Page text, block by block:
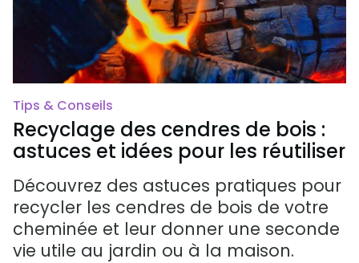
Tips & Conseils
Recyclage des cendres de bois :
astuces et idées pour les réutiliser
Découvrez des astuces pratiques pour
recycler les cendres de bois de votre
cheminée et leur donner une seconde
vie utile au jardin ou à la maison.